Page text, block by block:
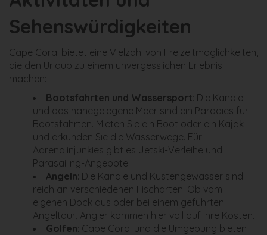
Sehenswürdigkeiten
Cape Coral bietet eine Vielzahl von Freizeitmöglichkeiten,
die den Urlaub zu einem unvergesslichen Erlebnis
machen:
Bootsfahrten und Wassersport: Die Kanäle
und das nahegelegene Meer sind ein Paradies für
Bootsfahrten. Mieten Sie ein Boot oder ein Kajak
und erkunden Sie die Wasserwege. Für
Adrenalinjunkies gibt es Jetski-Verleihe und
Parasailing-Angebote.
Angeln: Die Kanäle und Küstengewässer sind
reich an verschiedenen Fischarten. Ob vom
eigenen Dock aus oder bei einem geführten
Angeltour, Angler kommen hier voll auf ihre Kosten.
Golfen: Cape Coral und die Umgebung bieten